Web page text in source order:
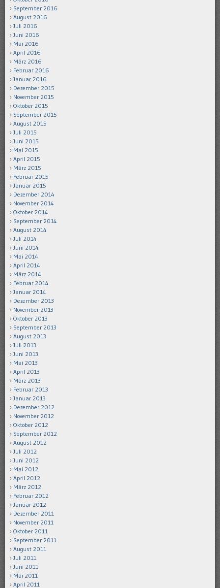
September 2016
August 2016
Juli 2016
Juni 2016
Mai 2016
April 2016
März 2016
Februar 2016
Januar 2016
Dezember 2015
November 2015
Oktober 2015
September 2015
August 2015
Juli 2015
Juni 2015
Mai 2015
April 2015
März 2015
Februar 2015
Januar 2015
Dezember 2014
November 2014
Oktober 2014
September 2014
August 2014
Juli 2014
Juni 2014
Mai 2014
April 2014
März 2014
Februar 2014
Januar 2014
Dezember 2013
November 2013
Oktober 2013
September 2013
August 2013
Juli 2013
Juni 2013
Mai 2013
April 2013
März 2013
Februar 2013
Januar 2013
Dezember 2012
November 2012
Oktober 2012
September 2012
August 2012
Juli 2012
Juni 2012
Mai 2012
April 2012
März 2012
Februar 2012
Januar 2012
Dezember 2011
November 2011
Oktober 2011
September 2011
August 2011
Juli 2011
Juni 2011
Mai 2011
April 2011